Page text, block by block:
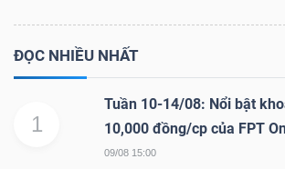
ĐỌC NHIỀU NHẤT
1
Tuần 10-14/08: Nổi bật
10,000 đồng/cp của FPT
09/08 15:00